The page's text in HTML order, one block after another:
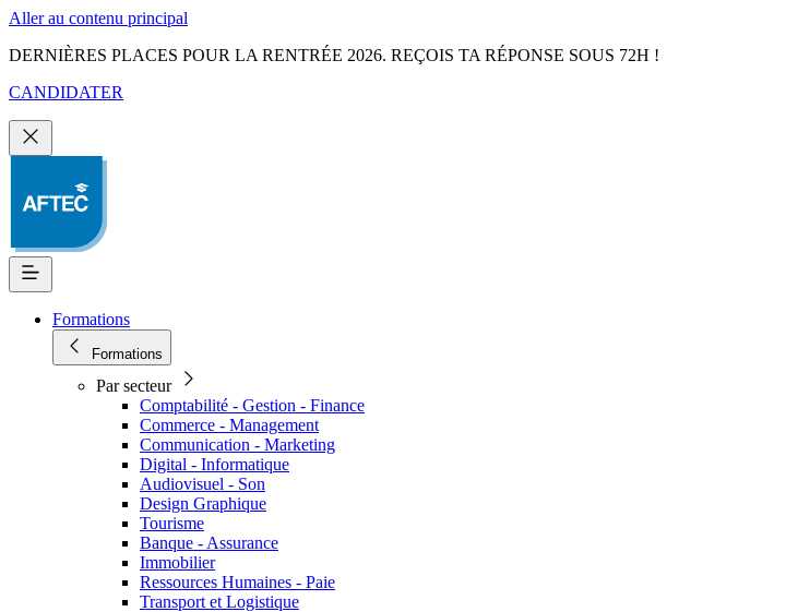
Aller au contenu principal
DERNIÈRES PLACES POUR LA RENTRÉE 2026. REÇOIS TA RÉPONSE SOUS 72H !
CANDIDATER
Formations
Formations
Par secteur
Comptabilité - Gestion - Finance
Commerce - Management
Communication - Marketing
Digital - Informatique
Audiovisuel - Son
Design Graphique
Tourisme
Banque - Assurance
Immobilier
Ressources Humaines - Paie
Transport et Logistique